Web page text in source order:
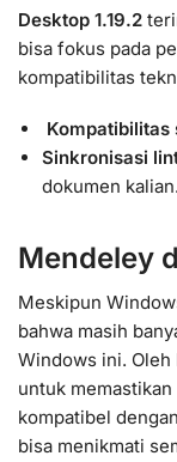
Desktop 1.19.2
bisa fokus pada
kompatibilitas
Kompatibilitas
Sinkronisasi
dokumen kalian.
Mendeley
Meskipun
bahwa masih
Windows ini.
untuk memastikan
kompatibel dengan
bisa menikmati